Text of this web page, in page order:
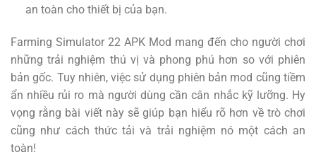
an toàn cho thiết bị của bạn.
Farming Simulator 22 APK Mod mang đến cho người chơi
những trải nghiệm thú vị và phong phú hơn so với phiên
bản gốc. Tuy nhiên, việc sử dụng phiên bản mod cũng tiềm
ẩn nhiều rủi ro mà người dùng cần cân nhắc kỹ lưỡng. Hy
vọng rằng bài viết này sẽ giúp bạn hiểu rõ hơn về trò chơi
cũng như cách thức tải và trải nghiệm nó một cách an
toàn!